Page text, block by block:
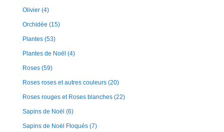
Olivier (4)
Orchidée (15)
Plantes (53)
Plantes de Noël (4)
Roses (59)
Roses roses et autres couleurs (20)
Roses rouges et Roses blanches (22)
Sapins de Noël (6)
Sapins de Noël Floqués (7)